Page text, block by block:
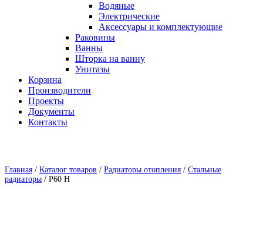
Водяные
Электрические
Аксессуары и комплектующие
Раковины
Ванны
Шторка на ванну
Унитазы
Корзина
Производители
Проекты
Документы
Контакты
Главная / Каталог товаров / Радиаторы отопления / Стальные
радиаторы / P60 H